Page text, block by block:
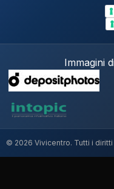
Immagini
© 2026 Vivicentro. Tutti i diritti